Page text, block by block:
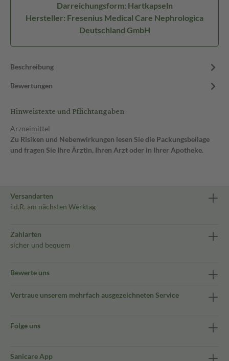
Darreichungsform: Hartkapseln
Hersteller: Fresenius Medical Care Nephrologica
Deutschland GmbH
Beschreibung
Bewertungen
Hinweistexte und Pflichtangaben
Arzneimittel
Zu Risiken und Nebenwirkungen lesen Sie die Packungsbeilage
und fragen Sie Ihre Ärztin, Ihren Arzt oder in Ihrer Apotheke.
Versandarten
i.d.R. am nächsten Werktag
Zahlarten
sicher und bequem
Bewerte uns
Vertraue unserem mehrfach ausgezeichneten Service
Folge uns
Sanicare App